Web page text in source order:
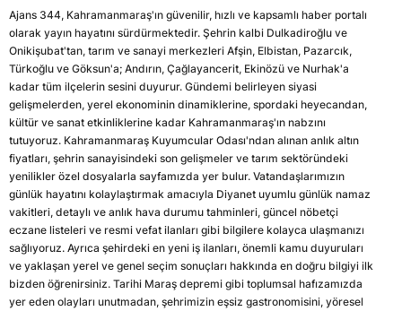
Ajans 344, Kahramanmaraş'ın güvenilir, hızlı ve kapsamlı haber portalı
olarak yayın hayatını sürdürmektedir. Şehrin kalbi Dulkadiroğlu ve
Onikişubat'tan, tarım ve sanayi merkezleri Afşin, Elbistan, Pazarcık,
Türkoğlu ve Göksun'a; Andırın, Çağlayancerit, Ekinözü ve Nurhak'a
kadar tüm ilçelerin sesini duyurur. Gündemi belirleyen siyasi
gelişmelerden, yerel ekonominin dinamiklerine, spordaki heyecandan,
kültür ve sanat etkinliklerine kadar Kahramanmaraş'ın nabzını
tutuyoruz. Kahramanmaraş Kuyumcular Odası'ndan alınan anlık altın
fiyatları, şehrin sanayisindeki son gelişmeler ve tarım sektöründeki
yenilikler özel dosyalarla sayfamızda yer bulur. Vatandaşlarımızın
günlük hayatını kolaylaştırmak amacıyla Diyanet uyumlu günlük namaz
vakitleri, detaylı ve anlık hava durumu tahminleri, güncel nöbetçi
eczane listeleri ve resmi vefat ilanları gibi bilgilere kolayca ulaşmanızı
sağlıyoruz. Ayrıca şehirdeki en yeni iş ilanları, önemli kamu duyuruları
ve yaklaşan yerel ve genel seçim sonuçları hakkında en doğru bilgiyi ilk
bizden öğrenirsiniz. Tarihi Maraş depremi gibi toplumsal hafızamızda
yer eden olayları unutmadan, şehrimizin eşsiz gastronomisini, yöresel